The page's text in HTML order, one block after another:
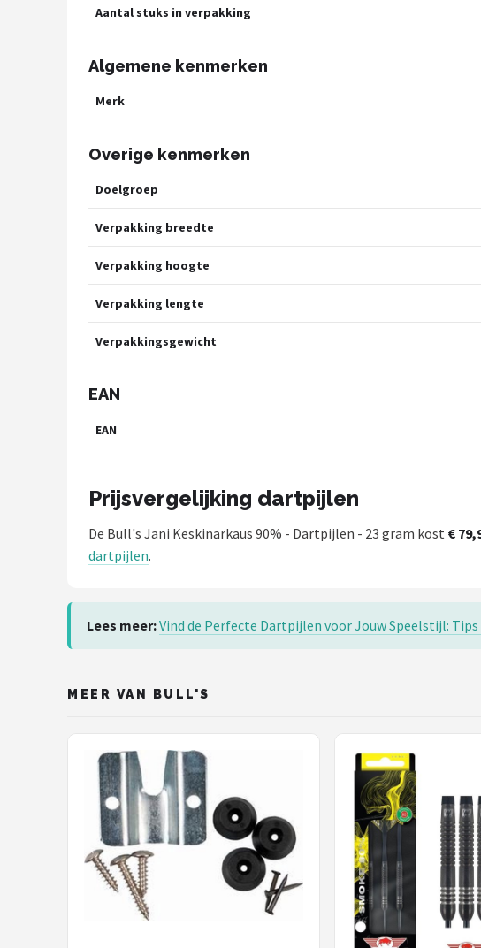
Aantal stuks in verpakking
Algemene kenmerken
Merk
Overige kenmerken
Doelgroep
Verpakking breedte
Verpakking hoogte
Verpakking lengte
Verpakkingsgewicht
EAN
EAN
Prijsvergelijking dartpijlen
De Bull's Jani Keskinarkaus 90% - Dartpijlen - 23 gram kost €
dartpijlen.
Lees meer:Vind de Perfecte Dartpijlen voor Jouw Speelstijl: Tips
MEER VAN BULL'S